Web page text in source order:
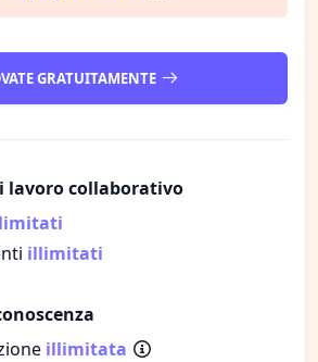
GRATUITAMENTE
lavoro collaborativo
illimitati
illimitata